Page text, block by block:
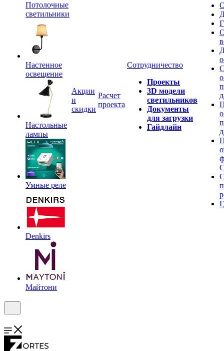
Потолочные
светильники
Настенное
освещение
Настольные
лампы
Умные реле
Denkirs
Майтони
Акции
и
скидки
Расчет
проекта
Сотрудничество
Проекты
3D модели
светильников
Документы
для загрузки
Гайдлайн